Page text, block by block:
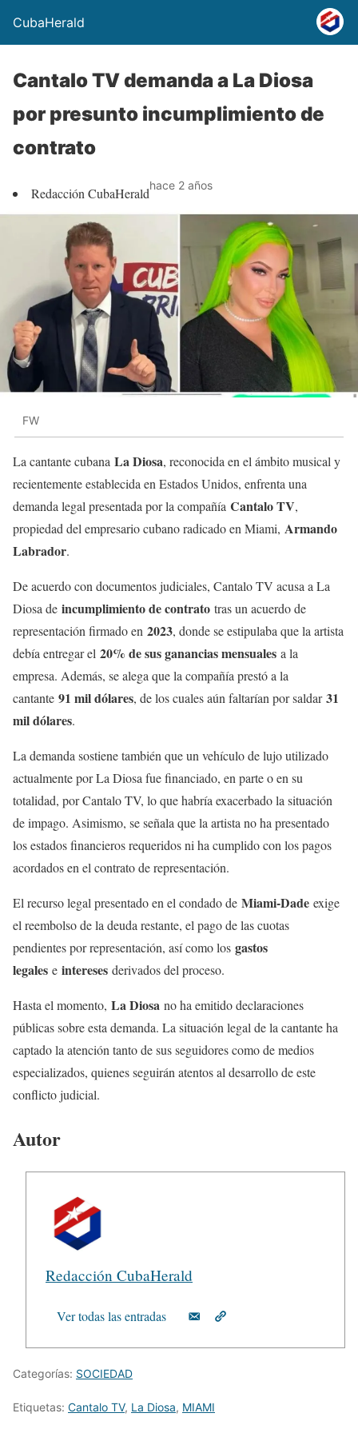
CubaHerald
Cantalo TV demanda a La Diosa
por presunto incumplimiento de
contrato
Redacción CubaHeraldhace 2 años
FW
La cantante cubana La Diosa, reconocida en el ámbito musical y
recientemente establecida en Estados Unidos, enfrenta una
demanda legal presentada por la compañía Cantalo TV,
propiedad del empresario cubano radicado en Miami, Armando
Labrador.
De acuerdo con documentos judiciales, Cantalo TV acusa a La
Diosa de incumplimiento de contrato tras un acuerdo de
representación firmado en 2023, donde se estipulaba que la artista
debía entregar el 20% de sus ganancias mensuales a la
empresa. Además, se alega que la compañía prestó a la
cantante 91 mil dólares, de los cuales aún faltarían por saldar31
mil dólares.
La demanda sostiene también que un vehículo de lujo utilizado
actualmente por La Diosa fue financiado, en parte o en su
totalidad, por Cantalo TV, lo que habría exacerbado la situación
de impago. Asimismo, se señala que la artista no ha presentado
los estados financieros requeridos ni ha cumplido con los pagos
acordados en el contrato de representación.
El recurso legal presentado en el condado de Miami-Dade exige
el reembolso de la deuda restante, el pago de las cuotas
pendientes por representación, así como los gastos
legales e intereses derivados del proceso.
Hasta el momento, La Diosa no ha emitido declaraciones
públicas sobre esta demanda. La situación legal de la cantante ha
captado la atención tanto de sus seguidores como de medios
especializados, quienes seguirán atentos al desarrollo de este
conflicto judicial.
Autor
Redacción CubaHerald
Ver todas las entradas
Categorías: SOCIEDAD
Etiquetas: Cantalo TV, La Diosa, MIAMI